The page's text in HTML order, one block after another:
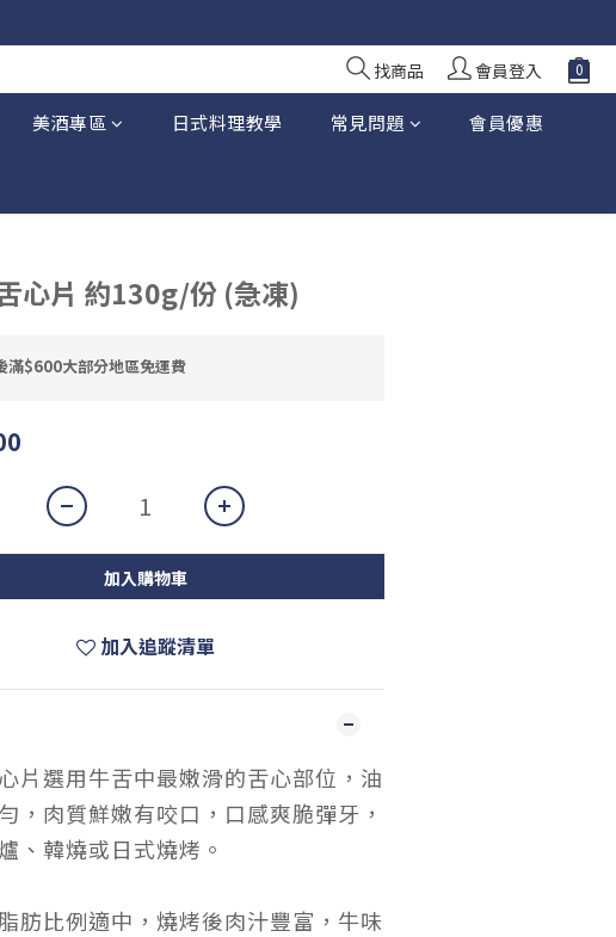
於 8 月 10 日前落單
於 8 月 10 日前落單 找商品 會員登入
美酒專區 日式料理教學 常見問題 會員優惠
心片 約130g/份 (急凍)
滿$600大部分地區免運費
加入購物車
加入追蹤清單
片選用牛舌中最嫩滑的舌心部位，油
，肉質鮮嫩有咬口，口感爽脆彈牙，
、韓燒或日式燒烤。
肪比例適中，燒烤後肉汁豐富，牛味